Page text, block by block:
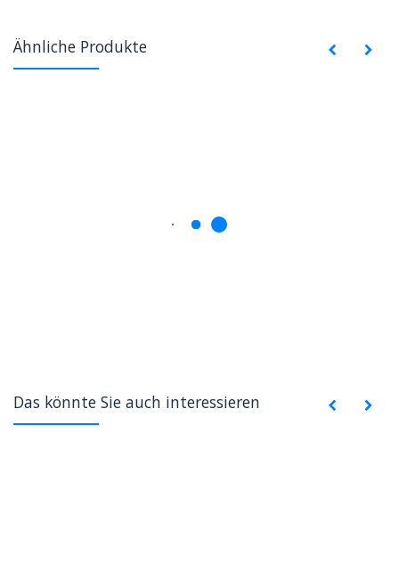
Ähnliche Produkte
Das könnte Sie auch interessieren